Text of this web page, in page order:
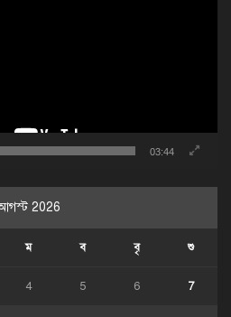
03:44
2026
ম ব বৃ শু
4 5 6 7